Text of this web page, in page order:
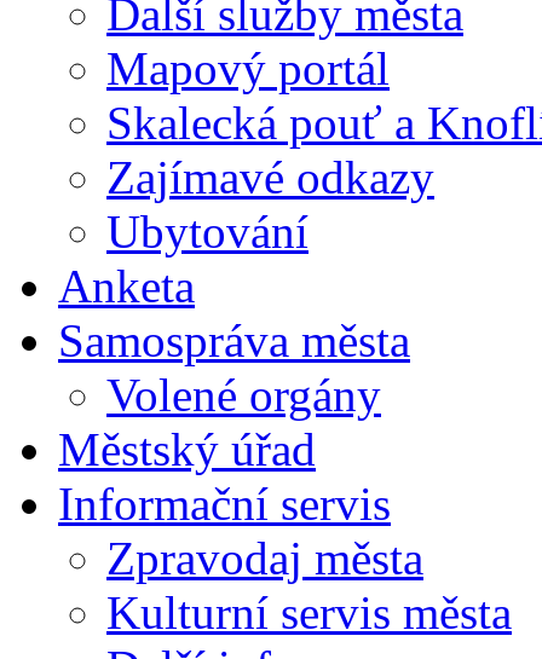
Další služby města
Mapový portál
Skalecká pouť a
Zajímavé odkazy
Ubytování
Anketa
Samospráva města
Volené orgány
Městský úřad
Informační servis
Zpravodaj města
Kulturní servis města